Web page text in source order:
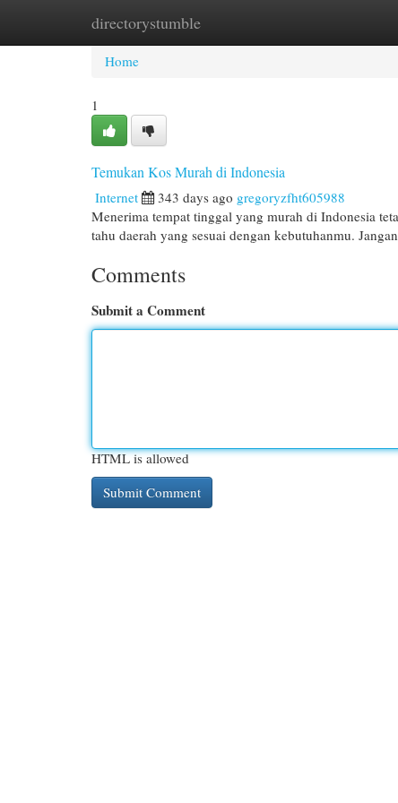
directorystumble
Home New Site Listings
Home
1
Temukan Kos Murah di Indonesia
Internet 343 days ago gregoryzfht605988
Menerima tempat tinggal yang murah di Indonesia
tahu daerah yang sesuai dengan kebutuhanmu.
Comments
Submit a Comment
HTML is allowed